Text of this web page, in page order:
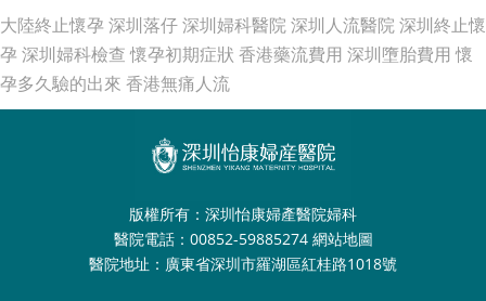
大陸終止懷孕 深圳落仔深圳婦科醫院深圳人流醫院深圳終止懷
孕 深圳婦科檢查 懷孕初期症狀 香港藥流費用 深圳墮胎費用 懷
孕多久驗的出來 香港無痛人流
版權所有：深圳怡康婦產醫院婦科
醫院電話：00852-59885274 網站地圖
醫院地址：廣東省深圳市羅湖區紅桂路1018號